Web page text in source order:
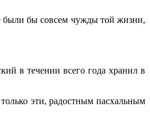
были бы совсем чужды той жизни,
в течении всего года хранил в
эти, радостным пасхальным